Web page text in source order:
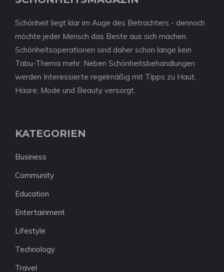
Schönheit liegt klar im Auge des Betrachters - dennoch
möchte jeder Mensch das Beste aus sich machen.
Schönheitsoperationen sind daher schon lange kein
Tabu-Thema mehr. Neben Schönheitsbehandlungen
werden Interessierte regelmäßig mit Tipps zu Haut,
Haare, Mode und Beauty versorgt.
KATEGORIEN
Business
Community
Education
Entertainment
Lifestyle
Technology
Travel